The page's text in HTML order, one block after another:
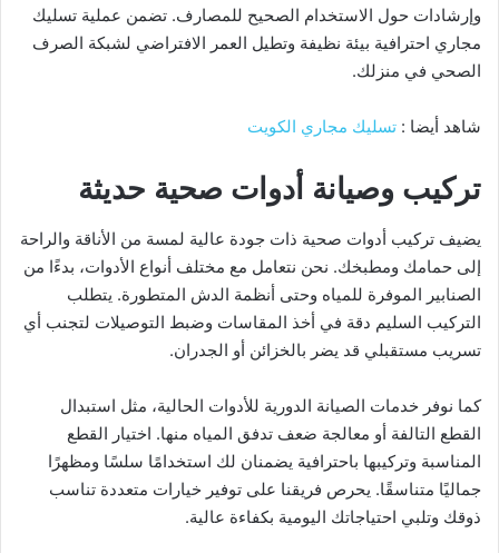
وإرشادات حول الاستخدام الصحيح للمصارف. تضمن عملية تسليك
مجاري احترافية بيئة نظيفة وتطيل العمر الافتراضي لشبكة الصرف
الصحي في منزلك.
شاهد أيضا : تسليك مجاري الكويت
تركيب وصيانة أدوات صحية حديثة
يضيف تركيب أدوات صحية ذات جودة عالية لمسة من الأناقة والراحة
إلى حمامك ومطبخك. نحن نتعامل مع مختلف أنواع الأدوات، بدءًا من
الصنابير الموفرة للمياه وحتى أنظمة الدش المتطورة. يتطلب
التركيب السليم دقة في أخذ المقاسات وضبط التوصيلات لتجنب أي
تسريب مستقبلي قد يضر بالخزائن أو الجدران.
كما نوفر خدمات الصيانة الدورية للأدوات الحالية، مثل استبدال
القطع التالفة أو معالجة ضعف تدفق المياه منها. اختيار القطع
المناسبة وتركيبها باحترافية يضمنان لك استخدامًا سلسًا ومظهرًا
جماليًا متناسقًا. يحرص فريقنا على توفير خيارات متعددة تناسب
ذوقك وتلبي احتياجاتك اليومية بكفاءة عالية.